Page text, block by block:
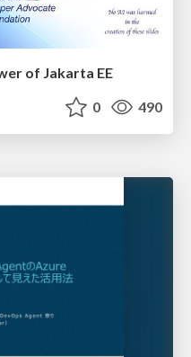
of Jakarta EE
0 490